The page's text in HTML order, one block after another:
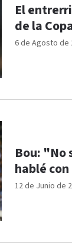
6 de Agosto de
El
de la
12 de Junio de
Bou: "No
hablé